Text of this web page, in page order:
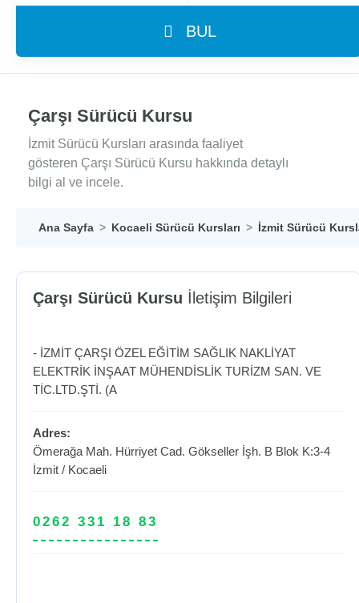
BUL
Çarşı Sürücü Kursu
İzmit Sürücü Kursları arasında faaliyet
gösteren Çarşı Sürücü Kursu hakkında detaylı
bilgi al ve incele.
Ana Sayfa Kocaeli Sürücü Kursları İzmit Sürücü
Çarşı Sürücü Kursu İletişim Bilgileri
- İZMİT ÇARŞI ÖZEL EĞİTİM SAĞLIK NAKLİYAT
ELEKTRİK İNŞAAT MÜHENDİSLİK TURİZM SAN. VE
TİC.LTD.ŞTİ. (A
Adres:
Ömerağa Mah. Hürriyet Cad. Gökseller İşh. B Blok K:3-4
İzmit / Kocaeli
0262 331 18 83